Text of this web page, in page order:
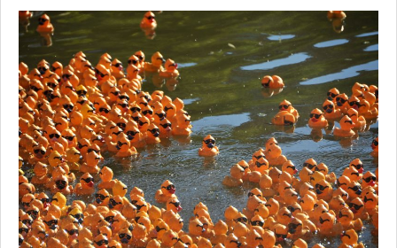
JURNAL DE CAMPANIE
ZÂMBETE AMARE
GRĂDINA TAICII DOMNULUI
ZIARISTU’ DE TERASĂ
CU OIŞTEA-N KIERKEGAARD
FINANŢĂRI DE LA A LA Z
PE SURSE
ULTRAMARIN VA RECOMANDA
CULTURA
CRONICĂ DE FILM
UNDE MERGEM
FILME DOCUMENTARE
CLIPURI VIDEO
JOCURI ONLINE
AFACERI
SĂNĂTATE
MAI MULTE
ACCIDENTE
ANUNŢURI
INFO SI UTILE
CULTURA
INVATAMANT